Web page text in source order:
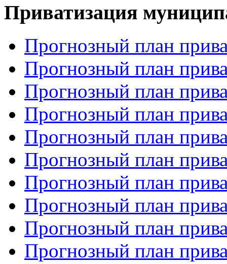
Приватизация
Прогнозный план
Прогнозный план
Прогнозный план
Прогнозный план
Прогнозный план
Прогнозный план
Прогнозный план
Прогнозный план
Прогнозный план
Прогнозный план